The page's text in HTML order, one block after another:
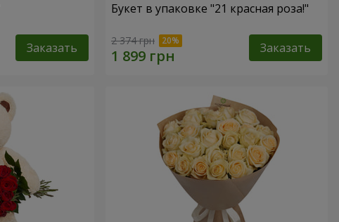
Заказать
Букет в упаковке "21 красная роза!"
2 374 грн Заказать